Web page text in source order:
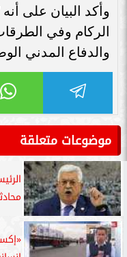
وأكد البيان على
الركام وفي
والدفاع المدني
موضوعات متعلقة